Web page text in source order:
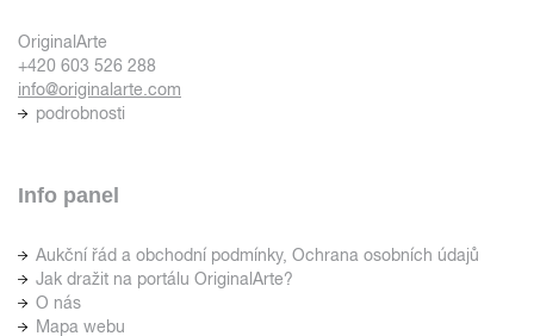
OriginalArte
+420 603 526 288
info@originalarte.com
podrobnosti
Info panel
Aukční řád a obchodní podmínky, Ochrana osobních údajů
Jak dražit na portálu OriginalArte?
O nás
Mapa webu